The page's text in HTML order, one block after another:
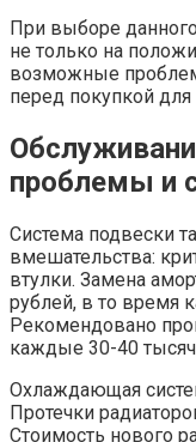
При выборе
не только на
возможные
перед покупкой
проблемы и
Система подвески
вмешательства:
втулки. Замена
рублей, в то время
Рекомендовано
каждые 30-40
Охлаждающая
Протечки
Стоимость нового